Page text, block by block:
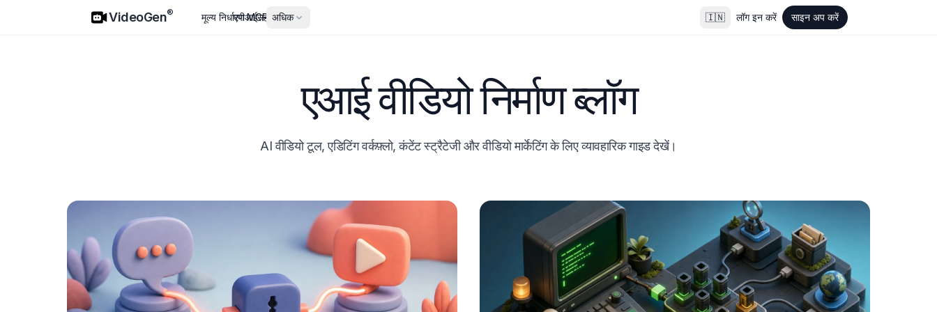
VideoGen
VideoGen® मूल्य निर्धारणएपीआईMCPसहयोगीअधिक 🇮🇳 लॉग इन करें साइन अप करें
एआई वीडियो निर्माण ब्लॉग
AI वीडियो टूल, एडिटिंग वर्कफ़्लो, कंटेंट स्ट्रैटेजी और वीडियो मार्केटिंग के लिए व्यावहारिक गाइड देखें।